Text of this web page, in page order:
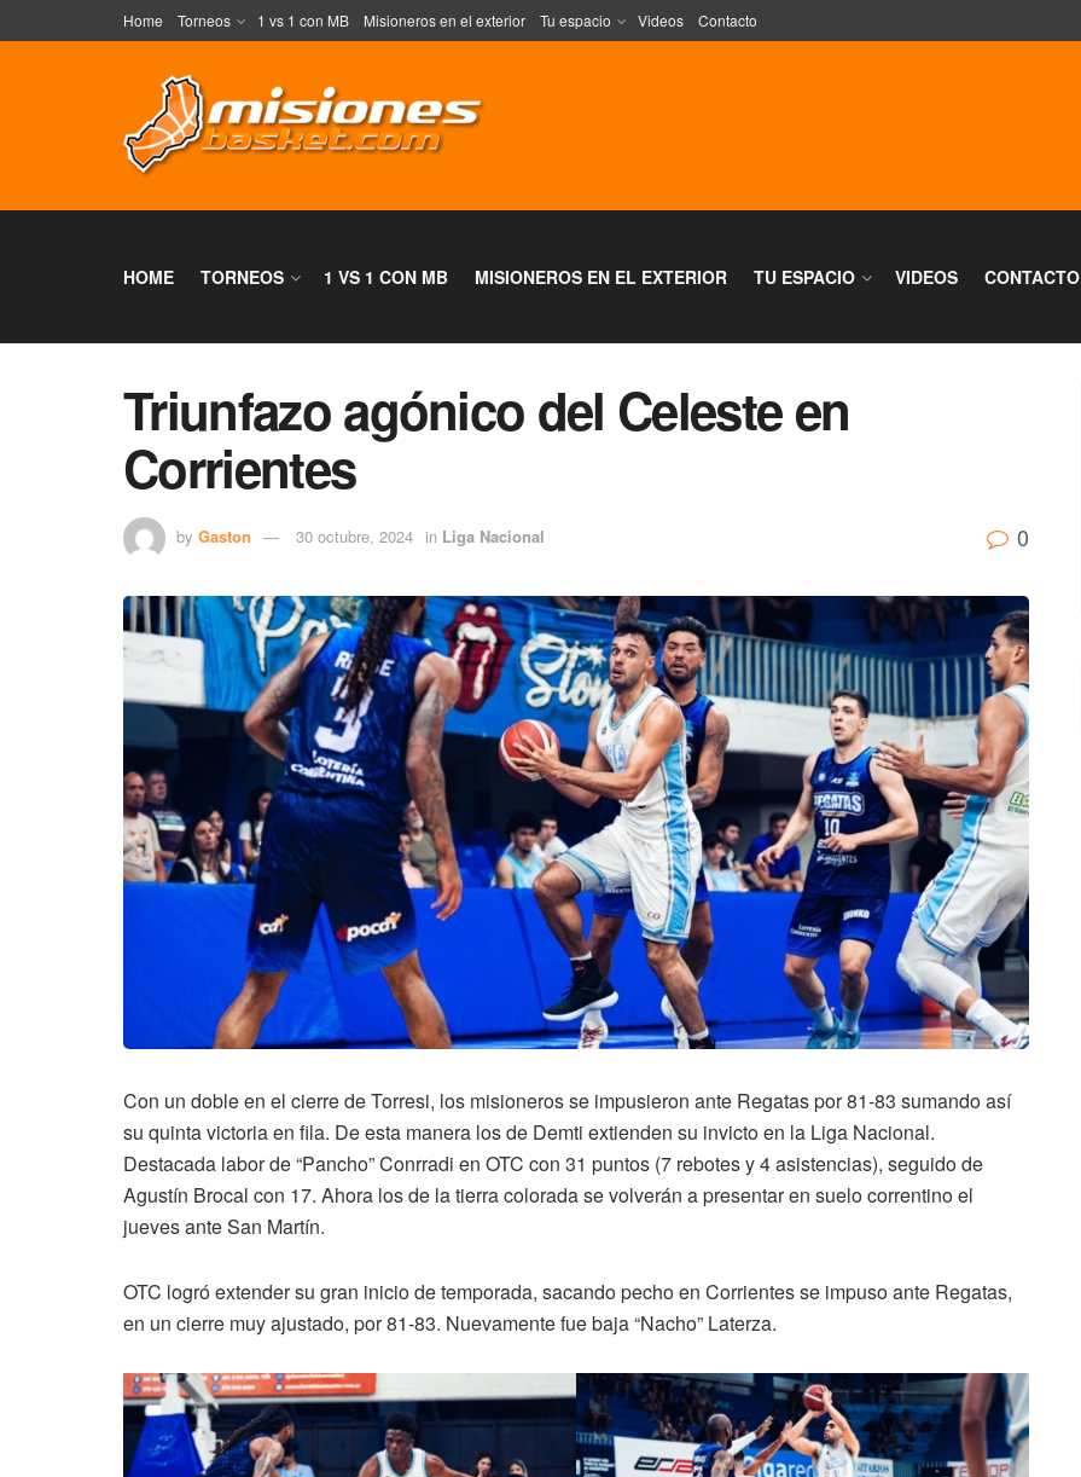
Home Torneos 1 vs 1 con MB Misioneros en el exterior Tu espacio Videos Contacto
HOME TORNEOS 1 VS 1 CON MB MISIONEROS EN EL EXTERIOR TU ESPACIO VIDEOS CONTACTO
Triunfazo agónico del Celeste en
Corrientes
by Gaston 30 octubre, 2024 in Liga Nacional 0
Con un doble en el cierre de Torresi, los misioneros se impusieron ante Regatas por 81-83 sumando así
su quinta victoria en fila. De esta manera los de Demti extienden su invicto en la Liga Nacional.
Destacada labor de “Pancho” Conrradi en OTC con 31 puntos (7 rebotes y 4 asistencias), seguido de
Agustín Brocal con 17. Ahora los de la tierra colorada se volverán a presentar en suelo correntino el
jueves ante San Martín.
OTC logró extender su gran inicio de temporada, sacando pecho en Corrientes se impuso ante Regatas,
en un cierre muy ajustado, por 81-83. Nuevamente fue baja “Nacho” Laterza.